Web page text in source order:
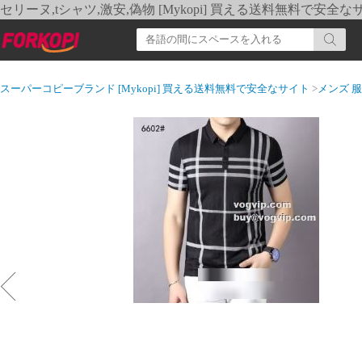
セリーヌ,tシャツ,激安,偽物 [Mykopi] 買える送料無料で安全な
スーパーコピーブランド [Mykopi] 買える送料無料で安全なサイト >メンズ 服